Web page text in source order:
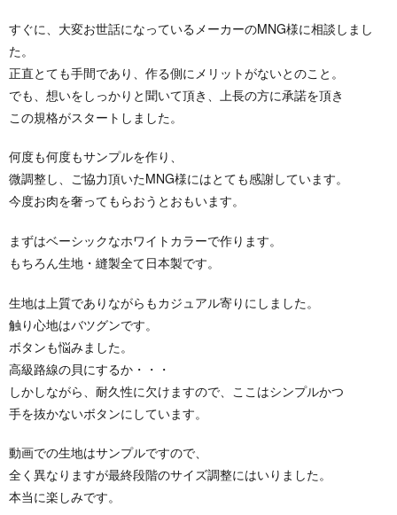
すぐに、大変お世話になっているメーカーのMNG様に相談しまし
た。
正直とても手間であり、作る側にメリットがないとのこと。
でも、想いをしっかりと聞いて頂き、上長の方に承諾を頂き
この規格がスタートしました。
何度も何度もサンプルを作り、
微調整し、ご協力頂いたMNG様にはとても感謝しています。
今度お肉を奢ってもらおうとおもいます。
まずはベーシックなホワイトカラーで作ります。
もちろん生地・縫製全て日本製です。
生地は上質でありながらもカジュアル寄りにしました。
触り心地はバツグンです。
ボタンも悩みました。
高級路線の貝にするか・・・
しかしながら、耐久性に欠けますので、ここはシンプルかつ
手を抜かないボタンにしています。
動画での生地はサンプルですので、
全く異なりますが最終段階のサイズ調整にはいりました。
本当に楽しみです。